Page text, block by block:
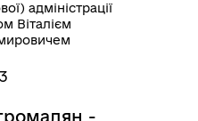
адміністрації
Віталієм
-